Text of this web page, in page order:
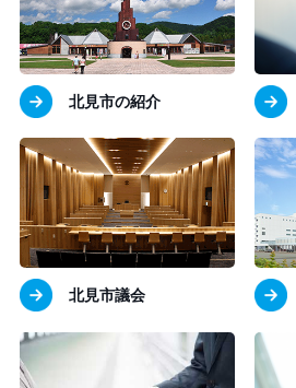
北見市の紹介
北見市議会